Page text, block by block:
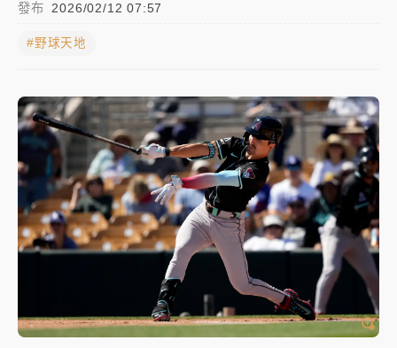
盟 兩大愛徒向他致
獨家｜ 和欣客運總裁逝世！少東涉洗錢遭收押 戴手銬
腳鐐提前奔靈堂畫面曝
處置制度大變革！ 證交所今起縮短股票「關禁閉」天
數與撮合時間
才續任就飛美國大學面試 清大校長高為元致歉：機會
白海豚颱風解除海警 西南風來了！4縣市大雨特報、各
地午後雷雨
發布 2026/02/12 07:57
#野球天地